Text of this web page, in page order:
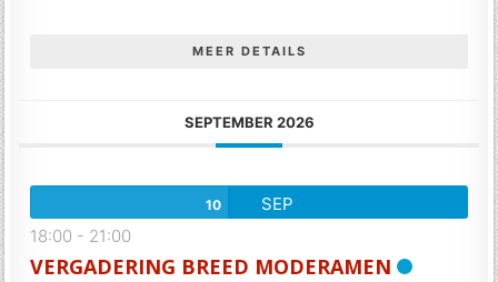
MEER DETAILS
SEPTEMBER 2026
10
SEP
18:00 - 21:00
VERGADERING BREED MODERAMEN